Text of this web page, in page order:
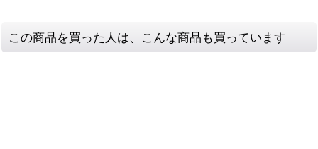
この商品を買った人は、こんな商品も買っています